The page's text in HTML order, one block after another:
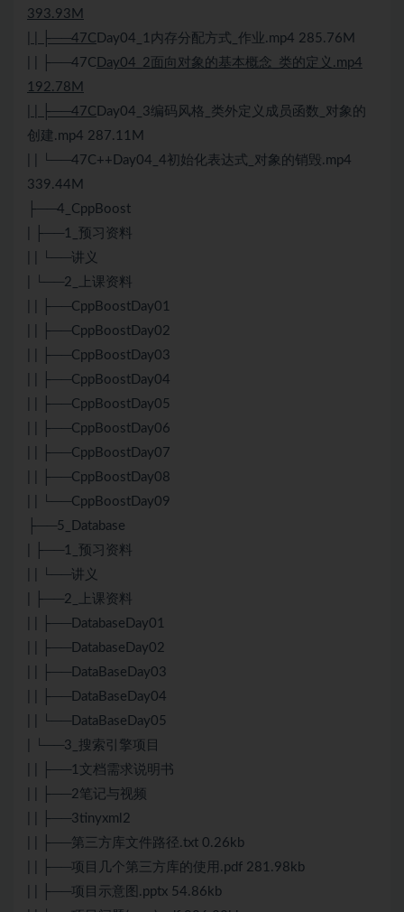
393.93M
| | ├──47C Day04_1内存分配方式_作业.mp4 285.76M
| | ├──47C Day04_2面向对象的基本概念_类的定义.mp4
192.78M
| | ├──47C Day04_3编码风格_类外定义成员函数_对象的
创建.mp4 287.11M
| | └──47C++ Day04_4初始化表达式_对象的销毁.mp4
339.44M
├──4_CppBoost
| ├──1_预习资料
| | └──讲义
| └──2_上课资料
| | ├──CppBoostDay01
| | ├──CppBoostDay02
| | ├──CppBoostDay03
| | ├──CppBoostDay04
| | ├──CppBoostDay05
| | ├──CppBoostDay06
| | ├──CppBoostDay07
| | ├──CppBoostDay08
| | └──CppBoostDay09
├──5_Database
| ├──1_预习资料
| | └──讲义
| ├──2_上课资料
| | ├──DatabaseDay01
| | ├──DatabaseDay02
| | ├──DataBaseDay03
| | ├──DataBaseDay04
| | └──DataBaseDay05
| └──3_搜索引擎项目
| | ├──1文档需求说明书
| | ├──2笔记与视频
| | ├──3tinyxml2
| | ├──第三方库文件路径.txt 0.26kb
| | ├──项目几个第三方库的使用.pdf 281.98kb
| | ├──项目示意图.pptx 54.86kb